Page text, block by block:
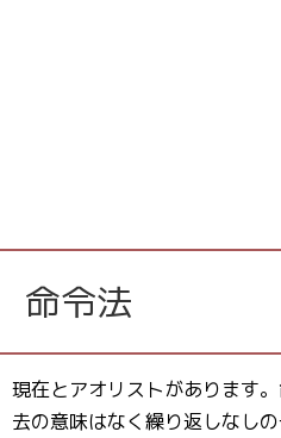
命令法
現在とアオリストがあります
去の意味はなく繰り返しなし